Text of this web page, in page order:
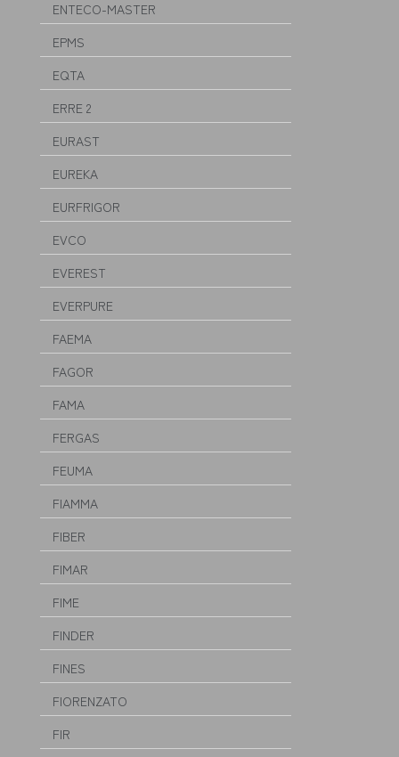
ENTECO-MASTER
EPMS
EQTA
ERRE 2
EURAST
EUREKA
EURFRIGOR
EVCO
EVEREST
EVERPURE
FAEMA
FAGOR
FAMA
FERGAS
FEUMA
FIAMMA
FIBER
FIMAR
FIME
FINDER
FINES
FIORENZATO
FIR